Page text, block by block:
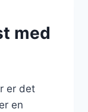
med
er det
en